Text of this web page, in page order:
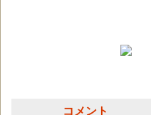
コメント